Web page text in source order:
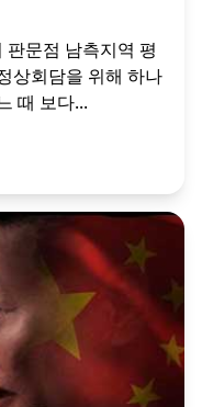
문점 남측지역 평
상회담을 위해 하나
때 보다...